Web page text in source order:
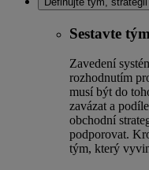
Sestavte
Zavedení
rozhodnutím
musí být do
zavázat a
obchodní
podporovat.
tým, který